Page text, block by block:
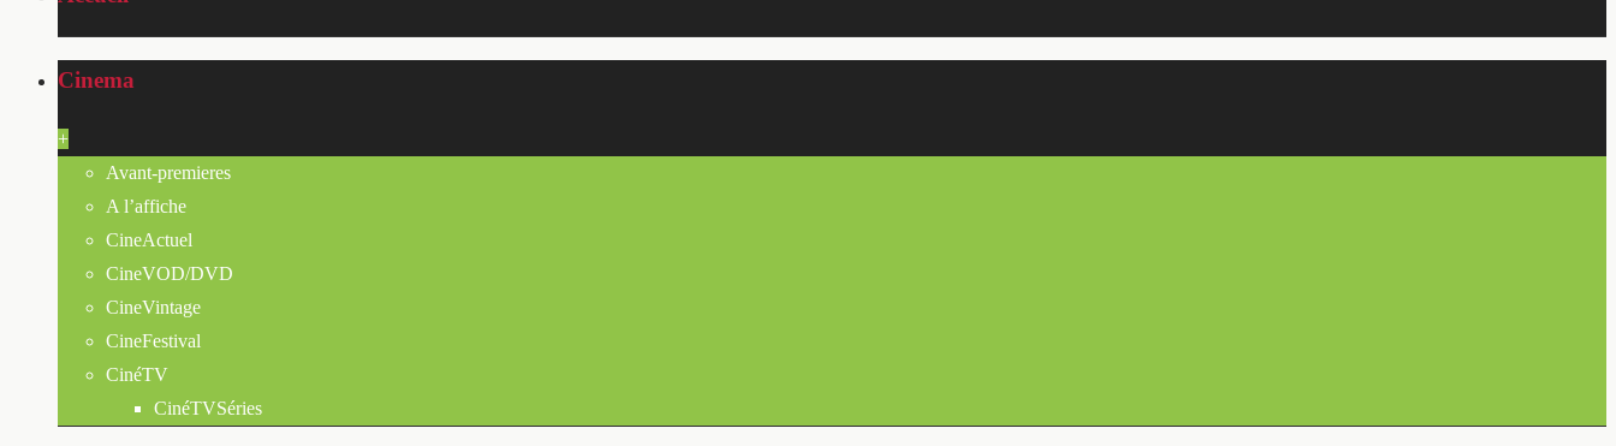
Cinema
+
Avant-premieres
A l’affiche
CineActuel
CineVOD/DVD
CineVintage
CineFestival
CinéTV
CinéTVSéries